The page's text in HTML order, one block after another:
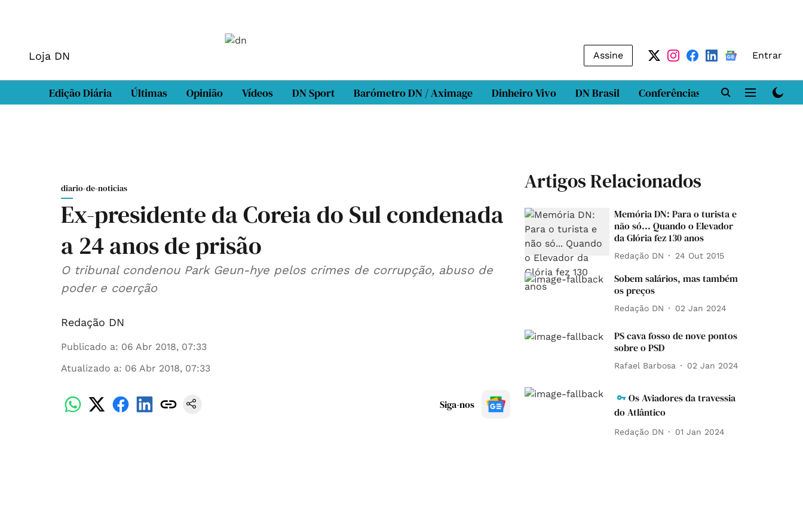
Loja DN Assine Entrar
Edição Diária Últimas Opinião Vídeos DN Sport Barómetro DN / Aximage Dinheiro Vivo DN Brasil Conferências DN LAB
diario-de-noticias
Ex-presidente da Coreia do Sul condenada
a 24 anos de prisão
O tribunal condenou Park Geun-hye pelos crimes de corrupção, abuso de
poder e coerção
Redação DN
Publicado a: 06 Abr 2018, 07:33
Atualizado a: 06 Abr 2018, 07:33
Siga-nos
Artigos Relacionados
Memória DN: Para o turista e
não só... Quando o Elevador
da Glória fez 130 anos
Redação DN 24 Out 2015
Sobem salários, mas também
os preços
Redação DN 02 Jan 2024
PS cava fosso de nove pontos
sobre o PSD
Rafael Barbosa 02 Jan 2024
Os Aviadores da travessia
do Atlântico
Redação DN 01 Jan 2024